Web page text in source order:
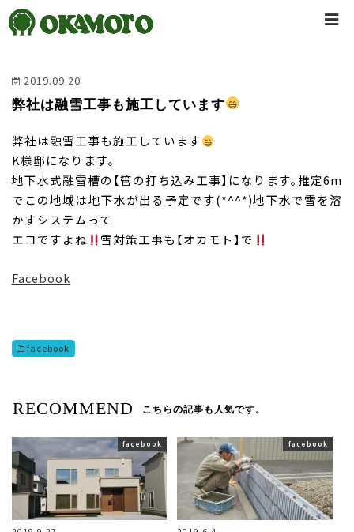
2019.09.20
弊社は融雪工事も施工しています
弊社は融雪工事も施工しています
K様邸になります。
地下水式融雪槽の【管の打ち込み工事】になります。推定6m
でこの地域は地下水が出る予定です(*^^*)地下水で雪を溶
かすシステムって
エコですよね
雪対策工事も【オカモト】で
Facebook
facebook
RECOMMEND こちらの記事も人気です。
facebook facebook